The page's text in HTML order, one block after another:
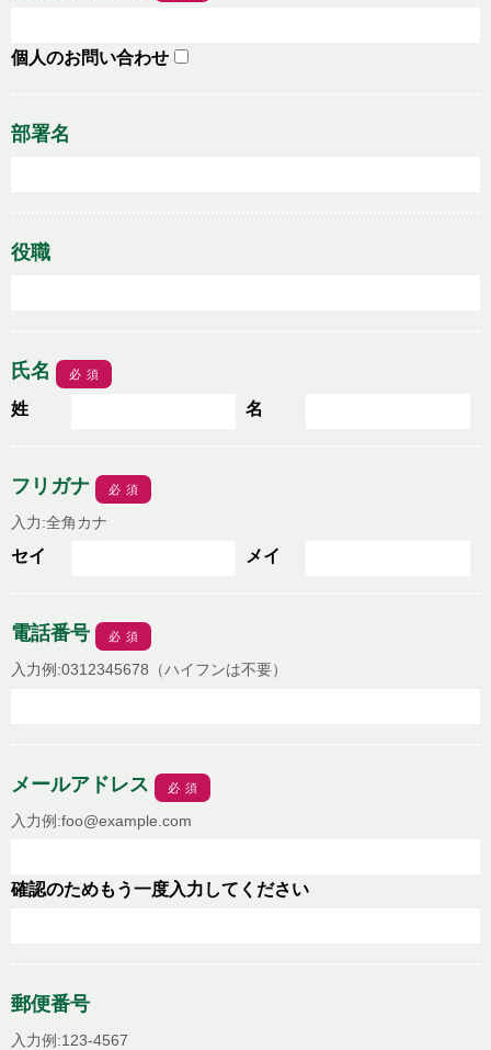
個人のお問い合わせ
部署名
役職
氏名 必須
姓 名
フリガナ 必須
入力:全角カナ
セイ メイ
電話番号 必須
入力例:0312345678（ハイフンは不要）
メールアドレス 必須
入力例:foo@example.com
確認のためもう一度入力してください
郵便番号
入力例:123-4567